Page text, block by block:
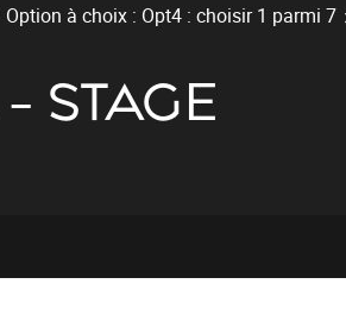
Option à choix : Opt4 : choisir 1 parmi 7
STAGE